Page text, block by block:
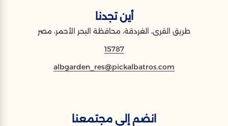
أين تجدنا
طريق القرى، الغردقة، محافظة البحر الأحمر، مصر
15787
albgarden_res@pickalbatros.com
انضم إلى مجتمعنا